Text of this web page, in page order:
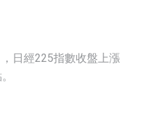
日經225指數收盤上漲